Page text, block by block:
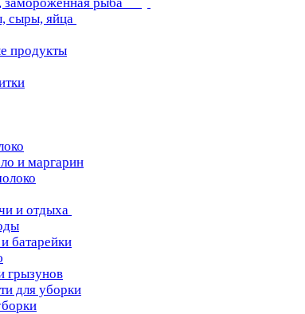
сыры, яйца
продукты
и маргарин
и отдыха
батарейки
грызунов
для уборки